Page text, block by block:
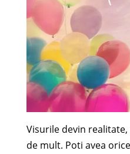
Visurile devin
de mult. Poti avea